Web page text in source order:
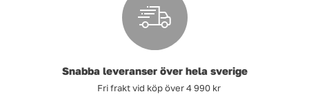
Snabba leveranser över hela sverige
Fri frakt vid köp över 4 990 kr